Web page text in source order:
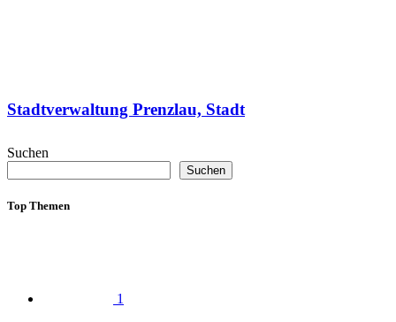
Stadtverwaltung Prenzlau, Stadt
Suchen
Suchen
Top Themen
1